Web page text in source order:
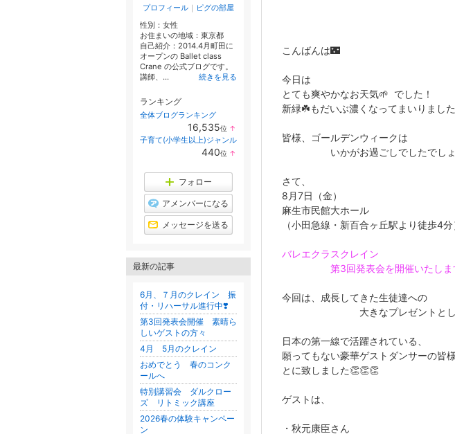
こんばんは🌃
今日は
とても爽やかなお天気🌱 でした！
新緑☘️もだいぶ濃くなってまいりまし
皆様、ゴールデンウィークは
いかがお過ごしでしたでしょ
さて、
8月7日（金）
麻生市民館大ホール
（小田急線・新百合ヶ丘駅より徒歩4分
バレエクラスクレイン
第3回発表会を開催いたしま
今回は、成長してきた生徒達への
大きなプレゼントとし
日本の第一線で活躍されている、
願ってもない豪華ゲストダンサーの皆
とに致しました👏👏👏
ゲストは、
・秋元康臣さん
プロフィール ｜ ピグの部屋
性別： 女性
お住まいの地域： 東京都
自己紹介：2014.4月町田に
オープンの Ballet class
Crane の公式ブログです。
講師、...
続きを見る
ランキング
全体ブログランキング
16,535位 ↑
子育て(小学生以上)ジャンル
440位 ↑
フォロー
アメンバーになる
メッセージを送る
最新の記事
6月、７月のクレイン 振
付・リハーサル進行中❣️
第3回発表会開催 素晴ら
しいゲストの方々
4月 5月のクレイン
おめでとう 春のコンク
ールへ
特別講習会 ダルクロー
ズ リトミック講座
2026春の体験キャンペー
ン